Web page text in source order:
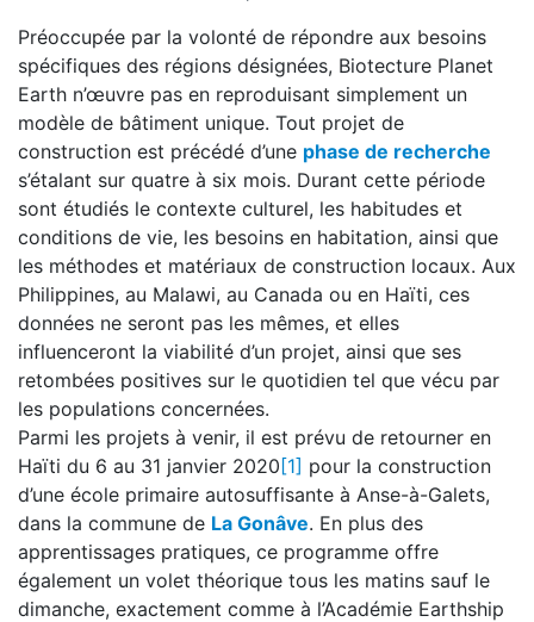
Préoccupée par la volonté de répondre aux besoins
spécifiques des régions désignées, Biotecture Planet
Earth n’œuvre pas en reproduisant simplement un
modèle de bâtiment unique. Tout projet de
construction est précédé d’une phase de recherche
s’étalant sur quatre à six mois. Durant cette période
sont étudiés le contexte culturel, les habitudes et
conditions de vie, les besoins en habitation, ainsi que
les méthodes et matériaux de construction locaux. Aux
Philippines, au Malawi, au Canada ou en Haïti, ces
données ne seront pas les mêmes, et elles
influenceront la viabilité d’un projet, ainsi que ses
retombées positives sur le quotidien tel que vécu par
les populations concernées.
Parmi les projets à venir, il est prévu de retourner en
Haïti du 6 au 31 janvier 2020 [1] pour la construction
d’une école primaire autosuffisante à Anse-à-Galets,
dans la commune de La Gonâve. En plus des
apprentissages pratiques, ce programme offre
également un volet théorique tous les matins sauf le
dimanche, exactement comme à l’Académie Earthship